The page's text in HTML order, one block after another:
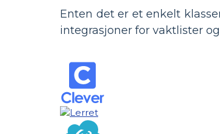
Enten det er et enkelt
integrasjoner for vaktlister